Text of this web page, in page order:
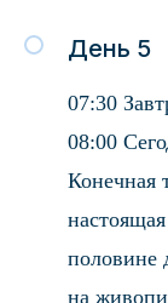
День 5
07:30
08:00
Конечная
половине
на